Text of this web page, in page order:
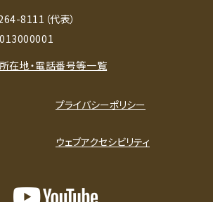
8111（代表）
在地・電話番号等一覧
プライバシーポリシー
ウェブアクセシビリティ